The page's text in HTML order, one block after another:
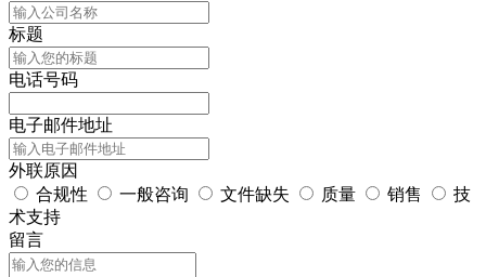
标题
电话号码
电子邮件地址
外联原因
合规性
一般咨询 文件缺失 质量 销售
技
术支持
留言